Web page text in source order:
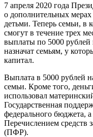
7 апреля 2020 года
о дополнительных
детьми. Теперь семьи, в
смогут в течение трех
выплаты по 5000 рублей
назначат семьям, у
капитал.
Выплата в 5000 рублей
семьи. Кроме того,
использовал
Государственная
федерального бюджета, а
Перечислением
(ПФР).